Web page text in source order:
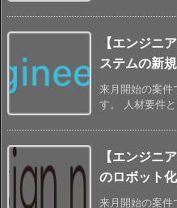
【エンジニ
ステムの新
来月開始の案件
す。 人材要件
【エンジニ
のロボット化
来月開始の案件